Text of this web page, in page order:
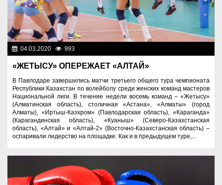
04.03.2020 993
«ЖЕТЫСУ» ОПЕРЕЖАЕТ «АЛТАЙ»
В Павлодаре завершились матчи третьего общего тура чемпионата
Республики Казахстан по волейболу среди женских команд мастеров
Национальной лиги. В течение недели восемь команд – «Жетысу»
(Алматинская область), столичная «Астана», «Алматы» (город
Алматы), «Иртыш-Казхром» (Павлодарская область), «Караганда»
(Карагандинская область), «Куаныш» (Северо-Казахстанская
область), «Алтай» и «Алтай-2» (Восточно-Казахстанская область) –
оспаривали лидерство на площадке. Как и в предыдущем туре,...